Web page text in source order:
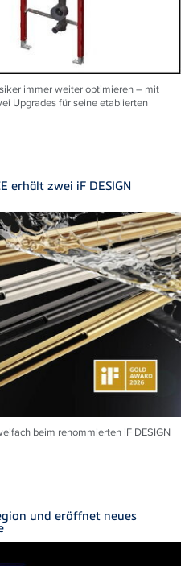
immer weiter optimieren – mit
Upgrades für seine etablierten
erhält zwei iF DESIGN
beim renommierten iF DESIGN
und eröffnet neues